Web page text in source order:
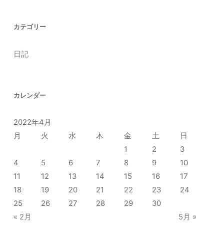
カテゴリー
日記
カレンダー
2022年4月
月
火 水 木 金 土
日
1
2
3
4
5 6 7 8 9
10
11
12 13 14 15 16
17
18
19 20 21 22 23
24
25
26 27 28 29
30
« 2月
5月 »